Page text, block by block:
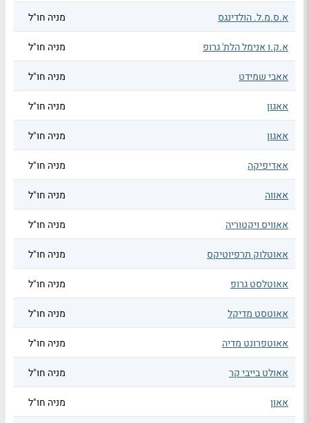
א.ס.מ.ל. הולדינגס מניה חו"ל
א.ק.ו אנימל הלת' גרופ מניה חו"ל
אאבי שמידט מניה חו"ל
אאגון מניה חו"ל
אאגון מניה חו"ל
אאדיפיקה מניה חו"ל
אאווה מניה חו"ל
אאוויס ויקטוריה מניה חו"ל
אאוטלוק תרפיוטיקס מניה חו"ל
אאוטלסט גרופ מניה חו"ל
אאוטסט מדיקל מניה חו"ל
אאוטפרונט מדיה מניה חו"ל
אאולט בייבי קר מניה חו"ל
אאון מניה חו"ל